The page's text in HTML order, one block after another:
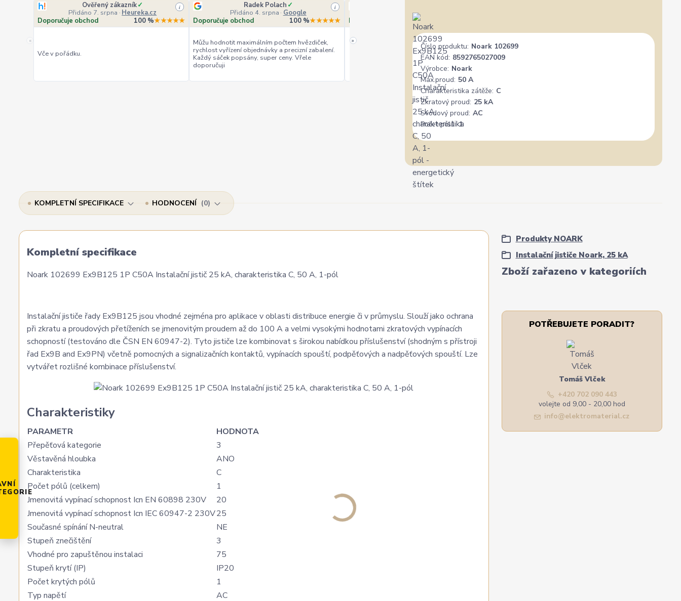
«
Ověřený zákazník✓
Přidáno 7. srpna · Heureka.cz
i
Doporučuje obchod 100 %★★★★★
Vče v pořádku.
Radek Polach ✓
Přidáno 4. srpna · Google
i
Doporučuje obchod 100 %★★★★★
Můžu hodnotit maximálním počtem hvězdiček,
rychlost vyřízení objednávky a precizní zabalení.
Každý sáček popsány, super ceny. Vřele
doporučuji
Přidáno 4. srpna
Doporučuje obchod
+ ceny
Široký výběr, milý a vstřícný personál. Mohu
jedině doporučit.
»
Číslo produktu: Noark 102699
EAN kód: 8592765027009
Výrobce: Noark
Max.proud: 50 A
Charakteristika zátěže: C
Zkratový proud: 25 kA
Svodový proud: AC
Počet pólů: 1
KOMPLETNÍ SPECIFIKACE HODNOCENÍ 0
Kompletní specifikace
Noark 102699 Ex9B125 1P C50A Instalační jistič 25 kA, charakteristika C, 50 A, 1-pól
Instalační jističe řady Ex9B125 jsou vhodné zejména pro aplikace v oblasti distribuce energie či v průmyslu. Slouží jako ochrana
při zkratu a proudových přetíženích se jmenovitým proudem až do 100 A a velmi vysokými hodnotami zkratových vypínacích
schopností (testováno dle ČSN EN 60947-2). Tyto jističe lze kombinovat s širokou nabídkou příslušenství (shodným s přístroji
řad Ex9B and Ex9PN) včetně pomocných a signalizačních kontaktů, vypínacích spouští, podpěťových a nadpěťových spouští. Lze
vytvářet rozlišné kombinace příslušenství.
Charakteristiky
PARAMETR
HODNOTA
Přepěťová kategorie
3
Věstavěná hloubka
ANO
Charakteristika
C
Počet pólů (celkem)
1
Jmenovitá vypínací schopnost Icn EN 60898 230V
20
Jmenovitá vypínací schopnost Icn IEC 60947-2 230V25
Současné spínání N-neutral
NE
Stupeň znečištění
3
Vhodné pro zapuštěnou instalaci
75
Stupeň krytí (IP)
IP20
Počet krytých pólů
1
Typ napětí
AC
Zboží zařazeno v kategoriích
Produkty NOARK
Instalační jističe Noark, 25 kA
POTŘEBUJETE PORADIT?
Tomáš Vlček
+420 702 090 443
volejte od 9,00 - 20,00 hod
info@elektromaterial.cz